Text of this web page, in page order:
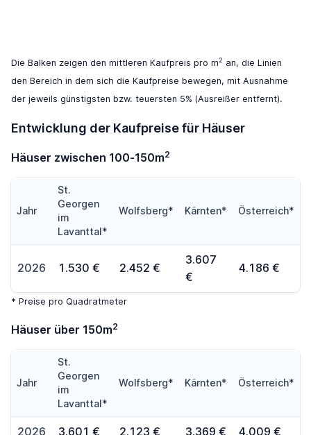
Die Balken zeigen den mittleren Kaufpreis pro m2 an, die Linien
den Bereich in dem sich die Kaufpreise bewegen, mit Ausnahme
der jeweils günstigsten bzw. teuersten 5% (Ausreißer entfernt).
Entwicklung der Kaufpreise für Häuser
Häuser zwischen 100-150m2
Jahr
St.
Georgen
im
Lavanttal*
Wolfsberg* Kärnten* Österreich*
2026 1.530 € 2.452 €
3.607
€
4.186 €
* Preise pro Quadratmeter
Häuser über 150m2
Jahr
St.
Georgen
im
Lavanttal*
Wolfsberg* Kärnten* Österreich*
2026 3.601 € 2.123 € 3.369 € 4.009 €